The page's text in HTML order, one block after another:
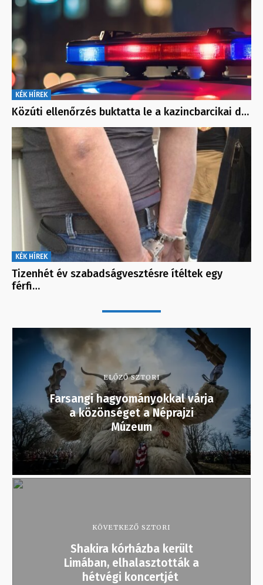
KÉK HÍREK
Közúti ellenőrzés buktatta le a kazincbarcikai d…
KÉK HÍREK
Tizenhét év szabadságvesztésre ítéltek egy
férfi…
ELŐZŐ SZTORI
Farsangi hagyományokkal várja
a közönséget a Néprajzi
Múzeum
KÖVETKEZŐ SZTORI
Shakira kórházba került
Limában, elhalasztották a
hétvégi koncertjét